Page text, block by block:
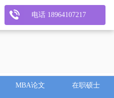
MBA论文 在职硕士
电话 18964107217